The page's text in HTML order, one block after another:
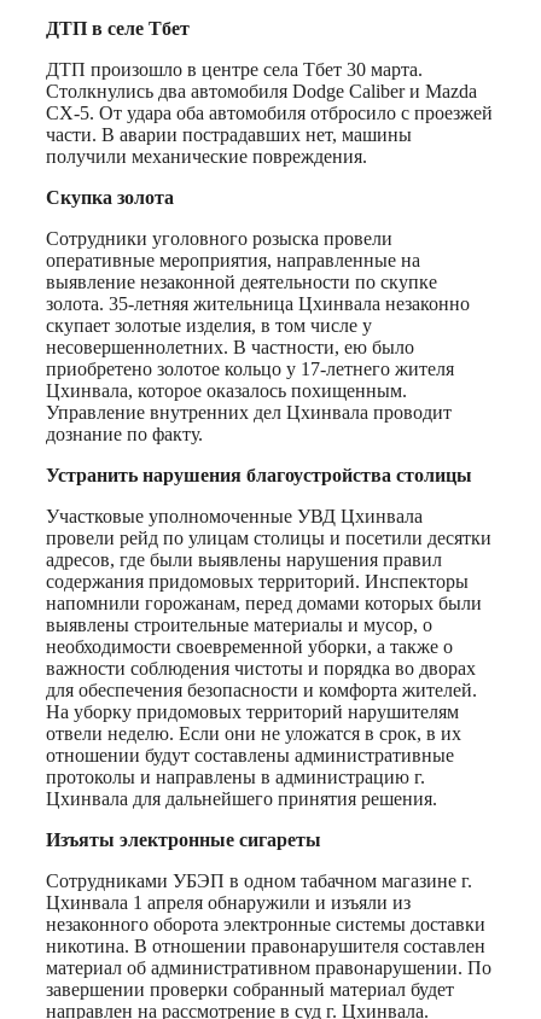
ДТП в селе Тбет
ДТП произошло в центре села Тбет 30 марта.
Столкнулись два автомобиля Dodge Caliber и Mazda
CX-5. От удара оба автомобиля отбросило с проезжей
части. В аварии пострадавших нет, машины
получили механические повреждения.
Скупка золота
Сотрудники уголовного розыска провели
оперативные мероприятия, направленные на
выявление незаконной деятельности по скупке
золота. 35-летняя жительница Цхинвала незаконно
скупает золотые изделия, в том числе у
несовершеннолетних. В частности, ею было
приобретено золотое кольцо у 17-летнего жителя
Цхинвала, которое оказалось похищенным.
Управление внутренних дел Цхинвала проводит
дознание по факту.
Устранить нарушения благоустройства столицы
Участковые уполномоченные УВД Цхинвала
провели рейд по улицам столицы и посетили десятки
адресов, где были выявлены нарушения правил
содержания придомовых территорий. Инспекторы
напомнили горожанам, перед домами которых были
выявлены строительные материалы и мусор, о
необходимости своевременной уборки, а также о
важности соблюдения чистоты и порядка во дворах
для обеспечения безопасности и комфорта жителей.
На уборку придомовых территорий нарушителям
отвели неделю. Если они не уложатся в срок, в их
отношении будут составлены административные
протоколы и направлены в администрацию г.
Цхинвала для дальнейшего принятия решения.
Изъяты электронные сигареты
Сотрудниками УБЭП в одном табачном магазине г.
Цхинвала 1 апреля обнаружили и изъяли из
незаконного оборота электронные системы доставки
никотина. В отношении правонарушителя составлен
материал об административном правонарушении. По
завершении проверки собранный материал будет
направлен на рассмотрение в суд г. Цхинвала.